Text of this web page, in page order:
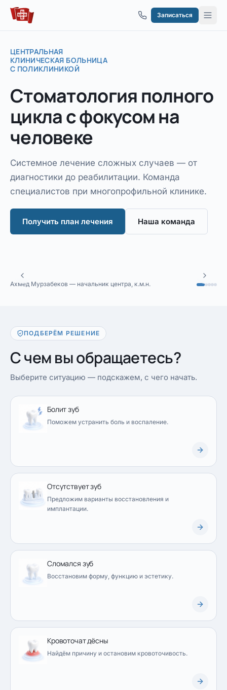
Перейти к содержимому
Записаться
ЦЕНТРАЛЬНАЯ
КЛИНИЧЕСКАЯ БОЛЬНИЦА
С ПОЛИКЛИНИКОЙ
Стоматология полного
циклас фокусом на
человеке
Системное лечение сложных случаев — от
диагностики до реабилитации. Команда
специалистов при многопрофильной клинике.
Получить план лечения Наша команда
Ахмед Мурзабеков — начальник центра, к.м.н.
ПОДБЕРЁМ РЕШЕНИЕ
С чем вы обращаетесь?
Выберите ситуацию — подскажем, с чего начать.
Болит зуб
Поможем устранить боль и воспаление.
Отсутствует зуб
Предложим варианты восстановления и
имплантации.
Сломался зуб
Восстановим форму, функцию и эстетику.
Кровоточат дёсны
Найдём причину и остановим кровоточивость.